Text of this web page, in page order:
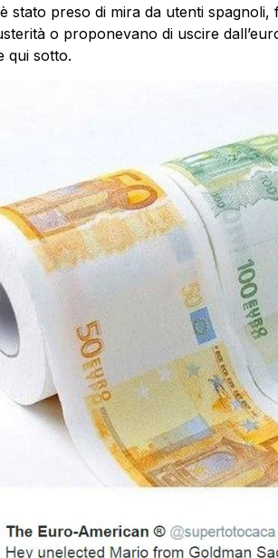
stato preso di mira da utenti spagnoli,
o proponevano di uscire
qui sotto.